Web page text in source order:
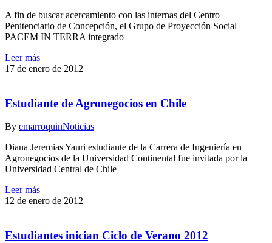
A fin de buscar acercamiento con las internas del Centro
Penitenciario de Concepción, el Grupo de Proyección Social
PACEM IN TERRA integrado
Leer más
17 de enero de 2012
Estudiante de Agronegocios en Chile
By emarroquinNoticias
Diana Jeremias Yauri estudiante de la Carrera de Ingeniería en
Agronegocios de la Universidad Continental fue invitada por la
Universidad Central de Chile
Leer más
12 de enero de 2012
Estudiantes inician Ciclo de Verano 2012